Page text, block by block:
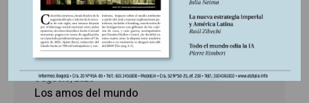
La época de la intranquilidad
5 agosto, 2026
Los amos del mundo
5 agosto, 2026